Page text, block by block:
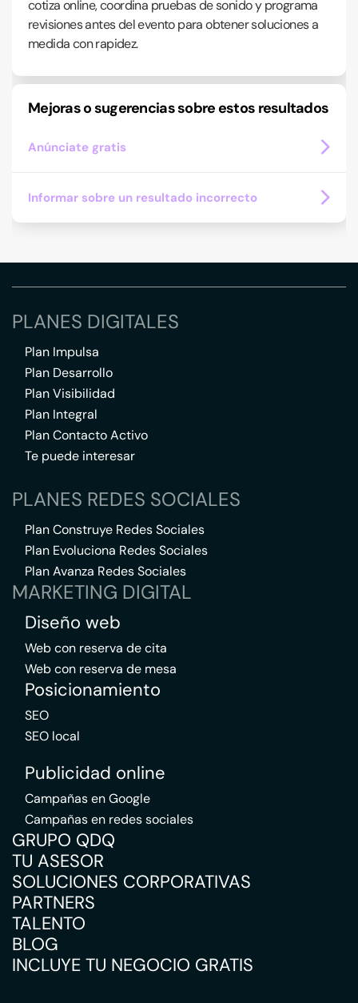
cotiza online, coordina pruebas de sonido y programa
revisiones antes del evento para obtener soluciones a
medida con rapidez.
Mejoras o sugerencias sobre estos resultados
Anúnciate gratis
Informar sobre un resultado incorrecto
PLANES DIGITALES
Plan Impulsa
Plan Desarrollo
Plan Visibilidad
Plan Integral
Plan Contacto Activo
Te puede interesar
PLANES REDES SOCIALES
Plan Construye Redes Sociales
Plan Evoluciona Redes Sociales
Plan Avanza Redes Sociales
MARKETING DIGITAL
Diseño web
Web con reserva de cita
Web con reserva de mesa
Posicionamiento
SEO
SEO local
Publicidad online
Campañas en Google
Campañas en redes sociales
GRUPO QDQ
TU ASESOR
SOLUCIONES CORPORATIVAS
PARTNERS
TALENTO
BLOG
INCLUYE TU NEGOCIO GRATIS